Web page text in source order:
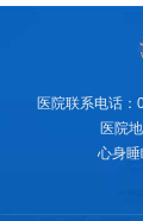
医院联系电话
医院
心身